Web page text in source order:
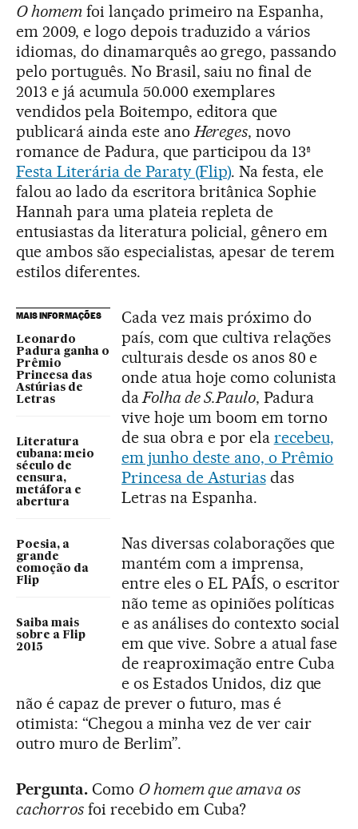
O homemfoi lançado primeiro na Espanha,
em 2009, e logo depois traduzido a vários
idiomas, do dinamarquês ao grego, passando
pelo português. No Brasil, saiu no final de
2013 e já acumula 50.000 exemplares
vendidos pela Boitempo, editora que
publicará ainda este anoHereges, novo
romance de Padura, que participou da 13ª
Festa Literária de Paraty (Flip). Na festa, ele
falou ao lado da escritora britânica Sophie
Hannah para uma plateia repleta de
entusiastas da literatura policial, gênero em
que ambos são especialistas, apesar de terem
estilos diferentes.
MAIS INFORMAÇÕES
Leonardo
Padura ganha o
Prêmio
Princesa das
Astúrias de
Letras
Literatura
cubana: meio
século de
censura,
metáfora e
abertura
Poesia, a
grande
comoção da
Flip
Saiba mais
sobre a Flip
2015
Cada vez mais próximo do
país, com que cultiva relações
culturais desde os anos 80 e
onde atua hoje como colunista
daFolha de S.Paulo, Padura
vive hoje um boom em torno
de sua obra e por ela recebeu,
em junho deste ano, o Prêmio
Princesa de Asturiasdas
Letras na Espanha.
Nas diversas colaborações que
mantém com a imprensa,
entre eles o EL PAÍS, o escritor
não teme as opiniões políticas
e as análises do contexto social
em que vive. Sobre a atual fase
de reaproximação entre Cuba
e os Estados Unidos, diz que
não é capaz de prever o futuro, mas é
otimista: “Chegou a minha vez de ver cair
outro muro de Berlim”.
Pergunta.Como O homem que amava os
cachorrosfoi recebido em Cuba?